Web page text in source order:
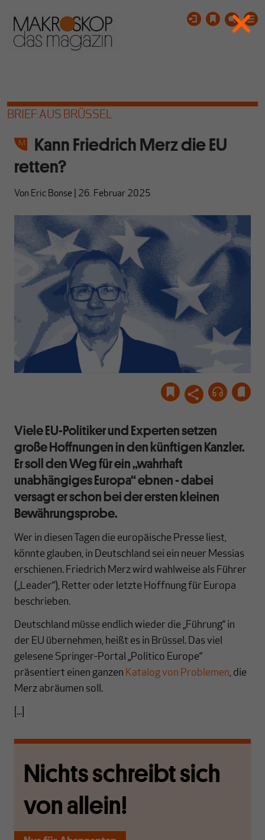
BRIEF AUS BRÜSSEL
Kann Friedrich Merz die EU
retten?
Von Eric Bonse 26. Februar 2025
Viele EU-Politiker und Experten setzen
große Hoffnungen in den künftigen Kanzler.
Er soll den Weg für ein „wahrhaft
unabhängiges Europa“ ebnen - dabei
versagt er schon bei der ersten kleinen
Bewährungsprobe.
Wer in diesen Tagen die europäische Presse liest,
könnte glauben, in Deutschland sei ein neuer Messias
erschienen. Friedrich Merz wird wahlweise als Führer
(„Leader“), Retter oder letzte Hoffnung für Europa
beschrieben.
Deutschland müsse endlich wieder die „Führung“ in
der EU übernehmen, heißt es in Brüssel. Das viel
gelesene Springer-Portal „Politico Europe“
präsentiert einen ganzen Katalog von Problemen, die
Merz abräumen soll.
[...]
Nichts schreibt sich
von allein!